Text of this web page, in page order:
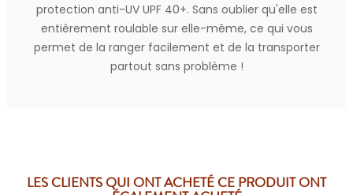
protection anti-UV UPF 40+. Sans oublier qu'elle est
entièrement roulable sur elle-même, ce qui vous
permet de la ranger facilement et de la transporter
partout sans problème !
LES CLIENTS QUI ONT ACHETÉ CE PRODUIT ONT